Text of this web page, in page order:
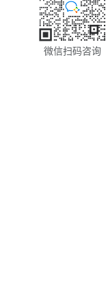
微信扫码咨询